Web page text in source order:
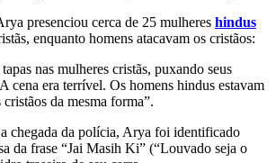
presenciou cerca de 25 mulheres hindus
enquanto homens atacavam os cristãos:
nas mulheres cristãs, puxando seus
cena era terrível. Os homens hindus estavam
da mesma forma”.
chegada da polícia, Arya foi identificado
da frase “Jai Masih Ki” (“Louvado seja o